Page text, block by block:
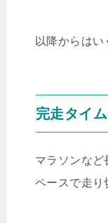
以降からはい
完走タイ
マラソンな
ペースで走り